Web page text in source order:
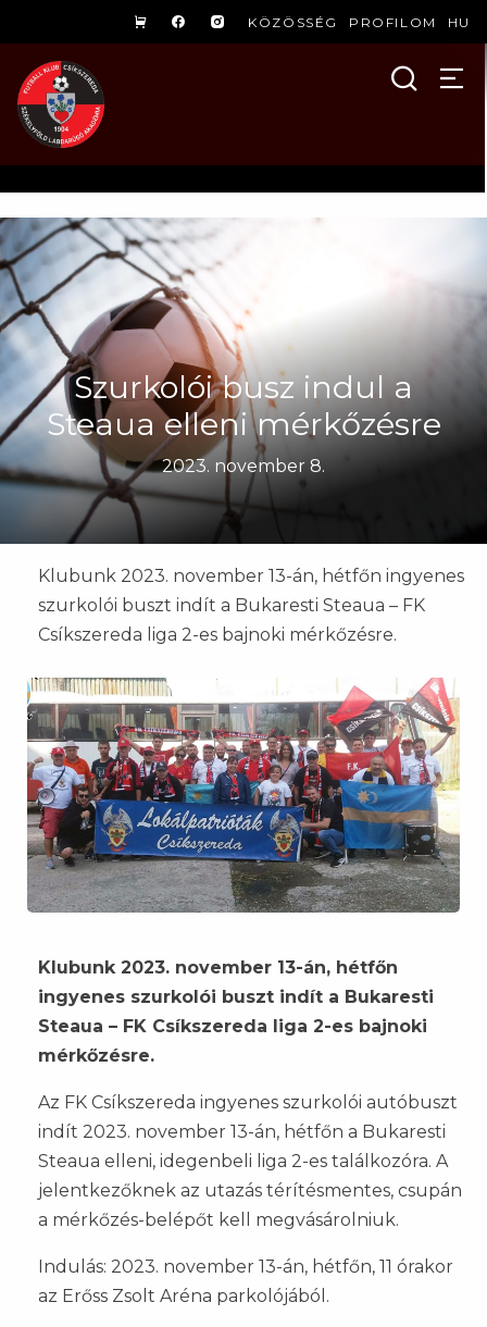
KÖZÖSSÉG PROFILOM HU
Szurkolói busz indul a
Steaua elleni mérkőzésre
2023. november 8.
Klubunk 2023. november 13-án, hétfőn ingyenes
szurkolói buszt indít a Bukaresti Steaua – FK
Csíkszereda liga 2-es bajnoki mérkőzésre.
Klubunk 2023. november 13-án, hétfőn
ingyenes szurkolói buszt indít a Bukaresti
Steaua – FK Csíkszereda liga 2-es bajnoki
mérkőzésre.
Az FK Csíkszereda ingyenes szurkolói autóbuszt
indít 2023. november 13-án, hétfőn a Bukaresti
Steaua elleni, idegenbeli liga 2-es találkozóra. A
jelentkezőknek az utazás térítésmentes, csupán
a mérkőzés-belépőt kell megvásárolniuk.
Indulás: 2023. november 13-án, hétfőn, 11 órakor
az Erőss Zsolt Aréna parkolójából.